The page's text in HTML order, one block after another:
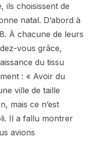
ils choisissent de
natal. D’abord à
À chacune de leurs
vous grâce,
du tissu
: « Avoir du
ville de taille
mais ce n’est
Il a fallu montrer
avions